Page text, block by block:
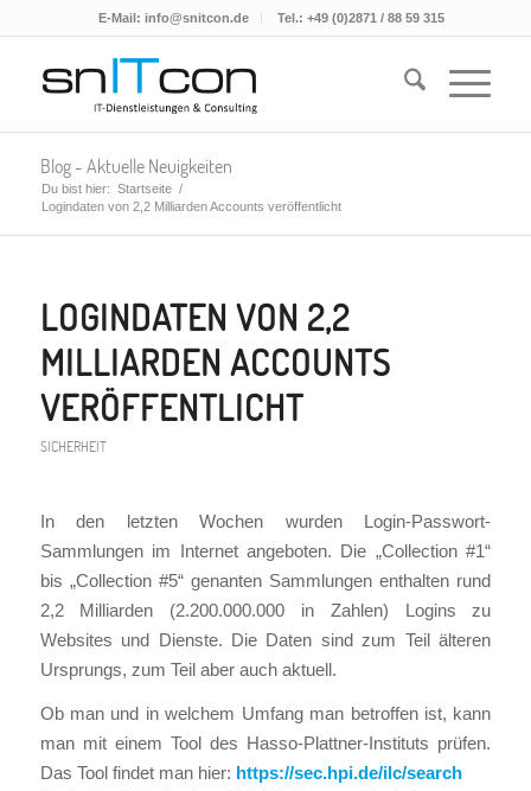
E-Mail: info@snitcon.de Tel.: +49 (0)2871 / 88 59 315
Blog - Aktuelle Neuigkeiten
Du bist hier: Startseite /
Logindaten von 2,2 Milliarden Accounts veröffentlicht
LOGINDATEN VON 2,2
MILLIARDEN ACCOUNTS
VERÖFFENTLICHT
SICHERHEIT
In den letzten Wochen wurden Login-Passwort-
Sammlungen im Internet angeboten. Die „Collection #1“
bis „Collection #5“ genanten Sammlungen enthalten rund
2,2 Milliarden (2.200.000.000 in Zahlen) Logins zu
Websites und Dienste. Die Daten sind zum Teil älteren
Ursprungs, zum Teil aber auch aktuell.
Ob man und in welchem Umfang man betroffen ist, kann
man mit einem Tool des Hasso-Plattner-Instituts prüfen.
Das Tool findet man hier: https://sec.hpi.de/ilc/search